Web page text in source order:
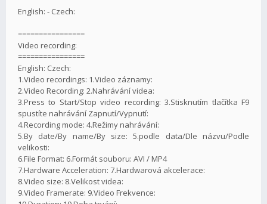
English: - Czech:
================
Video recording:
================
English: Czech:
1.Video recordings: 1.Video záznamy:
2.Video Recording: 2.Nahrávání videa:
3.Press to Start/Stop video recording: 3.Stisknutím tlačítka F9
spustíte nahrávání Zapnutí/Vypnutí:
4.Recording mode: 4.Režimy nahrávání:
5.By date/By name/By size: 5.podle data/Dle názvu/Podle
velikosti:
6.File Format: 6.Formát souboru: AVI / MP4
7.Hardware Acceleration: 7.Hardwarová akcelerace:
8.Video size: 8.Velikost videa:
9.Video Framerate: 9.Video Frekvence: